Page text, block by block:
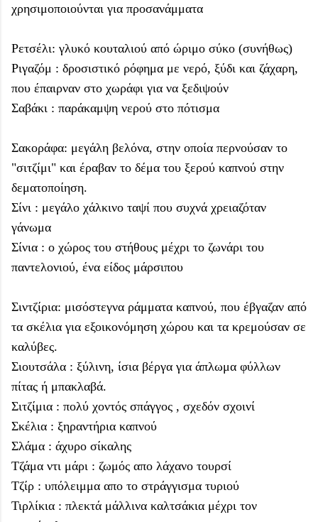
χρησιμοποιούνται για προσανάμματα
Ρετσέλι: γλυκό κουταλιού από ώριμο σύκο (συνήθως)
Ριγαζόμ : δροσιστικό ρόφημα με νερό, ξύδι και ζάχαρη,
που έπαιρναν στο χωράφι για να ξεδιψούν
Σαβάκι : παράκαμψη νερού στο πότισμα
Σακοράφα: μεγάλη βελόνα, στην οποία περνούσαν το
"σιτζίμι" και έραβαν το δέμα του ξερού καπνού στην
δεματοποίηση.
Σίνι : μεγάλο χάλκινο ταψί που συχνά χρειαζόταν
γάνωμα
Σίνια : ο χώρος του στήθους μέχρι το ζωνάρι του
παντελονιού, ένα είδος μάρσιπου
Σιντζίρια: μισόστεγνα ράμματα καπνού, που έβγαζαν από
τα σκέλια για εξοικονόμηση χώρου και τα κρεμούσαν σε
καλύβες.
Σιουτσάλα : ξύλινη, ίσια βέργα για άπλωμα φύλλων
πίτας ή μπακλαβά.
Σιτζίμια : πολύ χοντός σπάγγος , σχεδόν σχοινί
Σκέλια : ξηραντήρια καπνού
Σλάμα : άχυρο σίκαλης
Τζάμα ντι μάρι : ζωμός απο λάχανο τουρσί
Τζίρ : υπόλειμμα απο το στράγγισμα τυριού
Τιρλίκια : πλεκτά μάλλινα καλτσάκια μέχρι τον